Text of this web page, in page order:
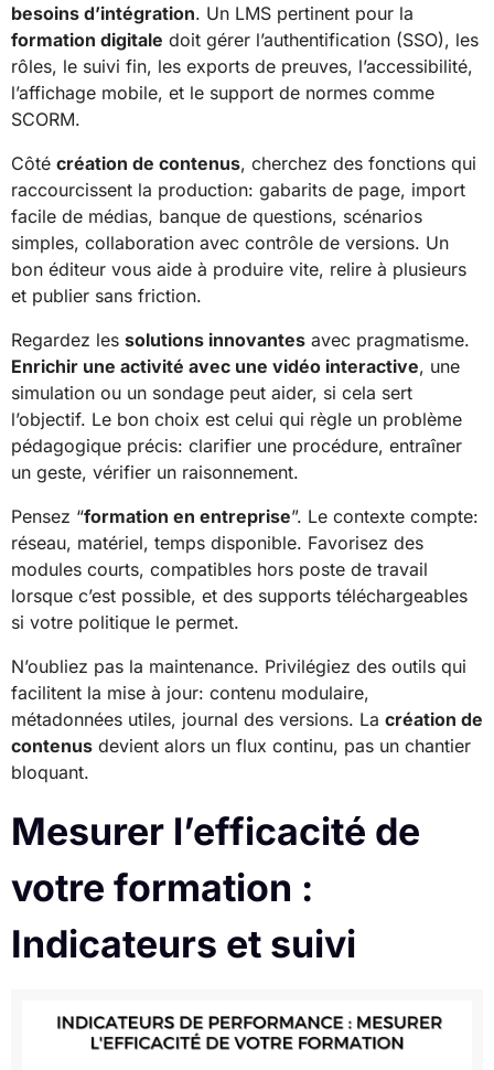
besoins d’intégration. Un LMS pertinent pour la
formation digitale doit gérer l’authentification (SSO), les
rôles, le suivi fin, les exports de preuves, l’accessibilité,
l’affichage mobile, et le support de normes comme
SCORM.
Côté création de contenus, cherchez des fonctions qui
raccourcissent la production: gabarits de page, import
facile de médias, banque de questions, scénarios
simples, collaboration avec contrôle de versions. Un
bon éditeur vous aide à produire vite, relire à plusieurs
et publier sans friction.
Regardez les solutions innovantes avec pragmatisme.
Enrichir une activité avec une vidéo interactive, une
simulation ou un sondage peut aider, si cela sert
l’objectif. Le bon choix est celui qui règle un problème
pédagogique précis: clarifier une procédure, entraîner
un geste, vérifier un raisonnement.
Pensez “formation en entreprise”. Le contexte compte:
réseau, matériel, temps disponible. Favorisez des
modules courts, compatibles hors poste de travail
lorsque c’est possible, et des supports téléchargeables
si votre politique le permet.
N’oubliez pas la maintenance. Privilégiez des outils qui
facilitent la mise à jour: contenu modulaire,
métadonnées utiles, journal des versions. La création de
contenus devient alors un flux continu, pas un chantier
bloquant.
Mesurer l’efficacité de
votre formation :
Indicateurs et suivi